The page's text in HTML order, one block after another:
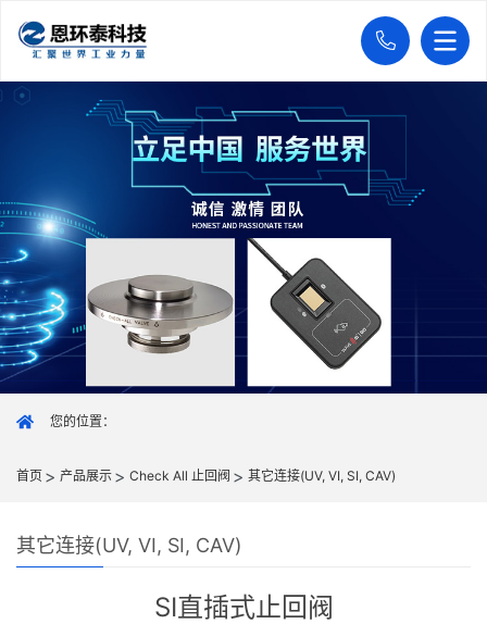
您的位置：
首页 产品展示 Check All 止回阀 其它连接(UV, VI, SI, CAV)
其它连接(UV, VI, SI, CAV)
SI直插式止回阀